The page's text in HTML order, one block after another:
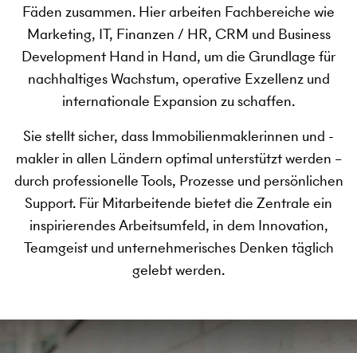
Fäden zusammen. Hier arbeiten Fachbereiche wie
Marketing, IT, Finanzen / HR, CRM und Business
Development Hand in Hand, um die Grundlage für
nachhaltiges Wachstum, operative Exzellenz und
internationale Expansion zu schaffen.
Sie stellt sicher, dass Immobilienmaklerinnen und -
makler in allen Ländern optimal unterstützt werden –
durch professionelle Tools, Prozesse und persönlichen
Support. Für Mitarbeitende bietet die Zentrale ein
inspirierendes Arbeitsumfeld, in dem Innovation,
Teamgeist und unternehmerisches Denken täglich
gelebt werden.